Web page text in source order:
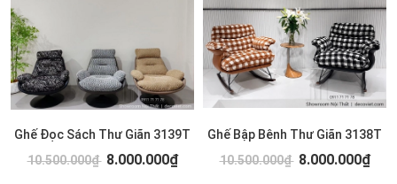
Ghế Đọc Sách Thư Giãn 3139T
10.500.000₫ 8.000.000₫
Ghế Bập Bênh Thư Giãn 3138T
10.500.000₫ 8.000.000₫